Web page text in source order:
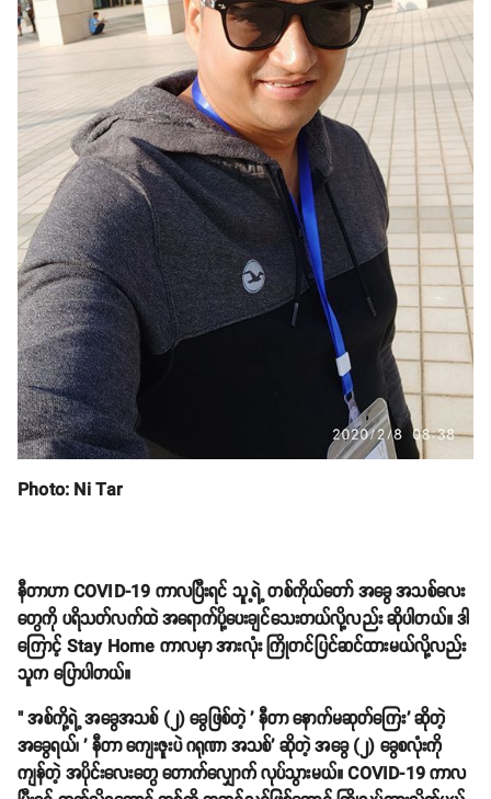
Photo: Ni Tar
နီတာဟာ COVID-19 ကာလပြီးရင် သူ့ရဲ့ တစ်ကိုယ်တော် အခွေ အသစ်လေး
တွေကို ပရိသတ်လက်ထဲ အရောက်ပို့ပေးချင်သေးတယ်လို့လည်း ဆိုပါတယ်။ ဒါ
ကြောင့် Stay Home ကာလမှာ အားလုံး ကြိုတင်ပြင်ဆင်ထားမယ်လို့လည်း
သူက ပြောပါတယ်။
" အစ်ကို့ရဲ့ အခွေအသစ် (၂) ခွေဖြစ်တဲ့ ' နီတာ နောက်မဆုတ်ကြေး' ဆိုတဲ့
အခွေရယ်၊ ' နီတာ ကျေးဇူးပဲ ဂရုဏာ အသစ်' ဆိုတဲ့ အခွေ (၂) ခွေစလုံးကို
ကျန်တဲ့ အပိုင်းလေးတွေ တောက်လျှောက် လုပ်သွားမယ်။ COVID-19 ကာလ